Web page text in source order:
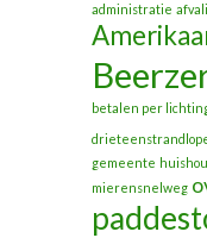
administratie
betalen per
gemeente
mierensnelweg